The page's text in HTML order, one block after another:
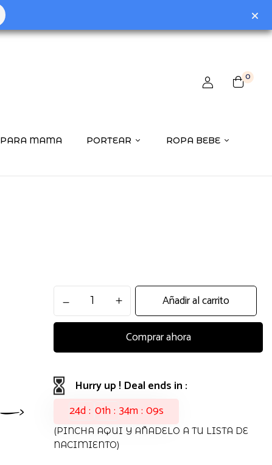
0
PARA MAMA PORTEAR
ROPA BEBE
XL
NARA
A
cantidad
Añadir al carrito
Comprar ahora
Hurry up ! Deal ends in :
24d 01h 34m 08s
(PINCHA AQUI Y AÑADELO A TU LISTA DE
NACIMIENTO)